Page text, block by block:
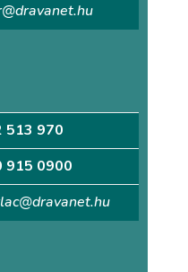
513 970
915 0900